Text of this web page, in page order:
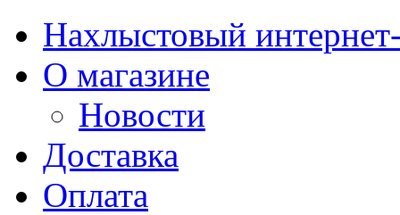
Нахлыстовый
О магазине
Новости
Доставка
Оплата